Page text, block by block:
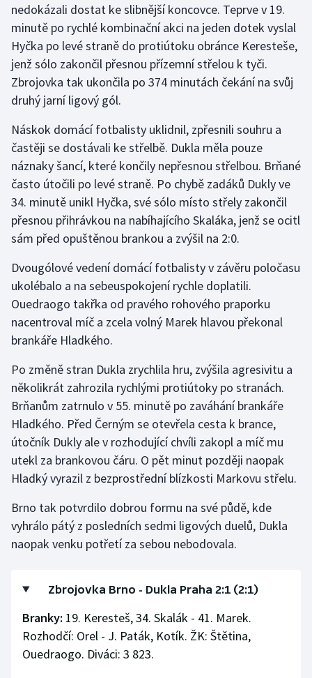
Futsal
Golf
Gymnastika
Jezdectví
Judo
Krasobruslení
Lyže a snowboard
Moderní pětiboj
Olympijské hry
Parasport
Plavání
Plážový volejbal
Ragby
Rychlobruslení
Rychlostní kanoistika
Short track
Sportovní střelba
nedokázali dostat ke slibnější koncovce. Teprve v 19.
minutě po rychlé kombinační akci na jeden dotek vyslal
Hyčka po levé straně do protiútoku obránce Keresteše,
jenž sólo zakončil přesnou přízemní střelou k tyči.
Zbrojovka tak ukončila po 374 minutách čekání na svůj
druhý jarní ligový gól.
Náskok domácí fotbalisty uklidnil, zpřesnili souhru a
častěji se dostávali ke střelbě. Dukla měla pouze
náznaky šancí, které končily nepřesnou střelbou. Brňané
často útočili po levé straně. Po chybě zadáků Dukly ve
34. minutě unikl Hyčka, své sólo místo střely zakončil
přesnou přihrávkou na nabíhajícího Skaláka, jenž se ocitl
sám před opuštěnou brankou a zvýšil na 2:0.
Dvougólové vedení domácí fotbalisty v závěru poločasu
ukolébalo a na sebeuspokojení rychle doplatili.
Ouedraogo takřka od pravého rohového praporku
nacentroval míč a zcela volný Marek hlavou překonal
brankáře Hladkého.
Po změně stran Dukla zrychlila hru, zvýšila agresivitu a
několikrát zahrozila rychlými protiútoky po stranách.
Brňanům zatrnulo v 55. minutě po zaváhání brankáře
Hladkého. Před Černým se otevřela cesta k brance,
útočník Dukly ale v rozhodující chvíli zakopl a míč mu
utekl za brankovou čáru. O pět minut později naopak
Hladký vyrazil z bezprostřední blízkosti Markovu střelu.
Brno tak potvrdilo dobrou formu na své půdě, kde
vyhrálo pátý z posledních sedmi ligových duelů, Dukla
naopak venku potřetí za sebou nebodovala.
Zbrojovka Brno - Dukla Praha 2:1 (2:1)
Branky: 19. Keresteš, 34. Skalák - 41. Marek.
Rozhodčí: Orel - J. Paták, Kotík. ŽK: Štětina,
Ouedraogo. Diváci: 3 823.